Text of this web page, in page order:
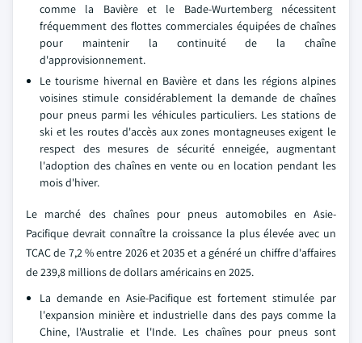
comme la Bavière et le Bade-Wurtemberg nécessitent
fréquemment des flottes commerciales équipées de chaînes
pour maintenir la continuité de la chaîne
d'approvisionnement.
Le tourisme hivernal en Bavière et dans les régions alpines
voisines stimule considérablement la demande de chaînes
pour pneus parmi les véhicules particuliers. Les stations de
ski et les routes d'accès aux zones montagneuses exigent le
respect des mesures de sécurité enneigée, augmentant
l'adoption des chaînes en vente ou en location pendant les
mois d'hiver.
Le marché des chaînes pour pneus automobiles en Asie-
Pacifique devrait connaître la croissance la plus élevée avec un
TCAC de 7,2 % entre 2026 et 2035 et a généré un chiffre d'affaires
de 239,8 millions de dollars américains en 2025.
La demande en Asie-Pacifique est fortement stimulée par
l'expansion minière et industrielle dans des pays comme la
Chine, l'Australie et l'Inde. Les chaînes pour pneus sont